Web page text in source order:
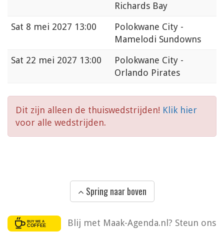
Richards Bay
Sat 8 mei 2027 13:00
Polokwane City -
Mamelodi Sundowns
Sat 22 mei 2027 13:00
Polokwane City -
Orlando Pirates
Dit zijn alleen de thuiswedstrijden! Klik hier
voor alle wedstrijden.
Spring naar boven
Blij met Maak-Agenda.nl? Steun ons